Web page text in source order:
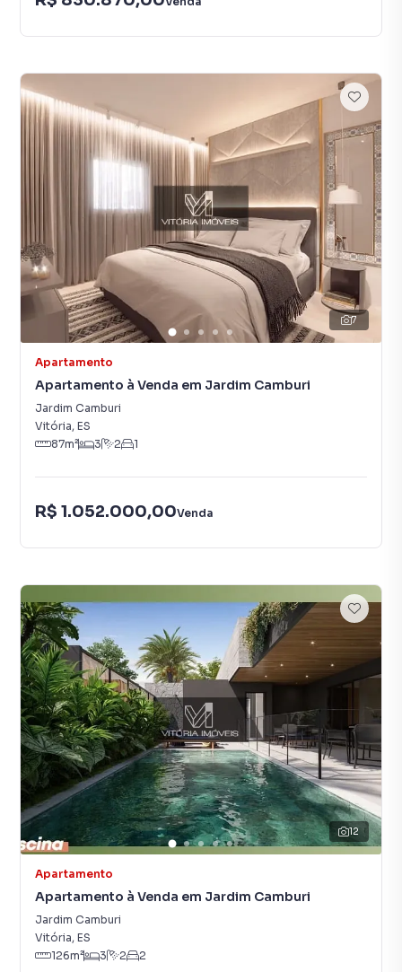
7
Apartamento
Apartamento à Venda em Jardim Camburi
Jardim Camburi
Vitória, ES
87m² 3 2 1
R$ 1.052.000,00Venda
12
Apartamento
Apartamento à Venda em Jardim Camburi
Jardim Camburi
Vitória, ES
126m² 3 2 2